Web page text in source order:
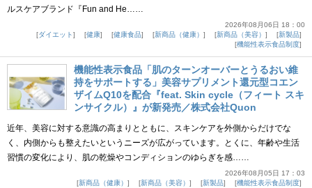
ルスケアブランド『Fun and He……
2026年08月06日 18：00
ダイエット
健康 健康食品 新商品（健康） 新商品（美容）
新製品
機能性表示食品制度
機能性表示食品「肌のターンオーバーとうるおい維
持をサポートする」美容サプリメント還元型コエン
ザイムQ10を配合『feat. Skin cycle（フィート スキ
ンサイクル）』が新発売／株式会社Quon
近年、美容に対する意識の高まりとともに、スキンケアを外側からだけでな
く、内側からも整えたいというニーズが広がっています。とくに、年齢や生活
習慣の変化により、肌の乾燥やコンディションのゆらぎを感……
2026年08月05日 17：03
新商品（健康）
新商品（美容） 新製品 機能性表示食品制度